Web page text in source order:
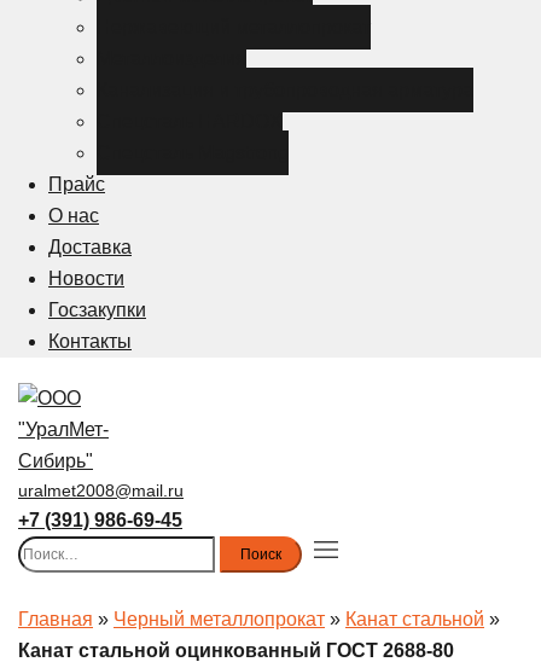
Прайс
О нас
Доставка
Новости
Госзакупки
Контакты
uralmet2008@mail.ru
+7 (391) 986-69-45
Найти:
Главная » Черный металлопрокат » Канат стальной »
Канат стальной оцинкованный ГОСТ 2688-80